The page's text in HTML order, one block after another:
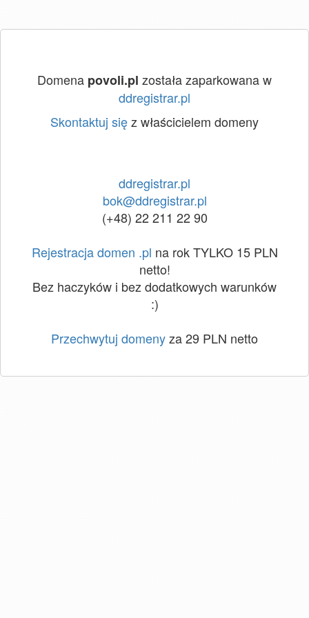
Domena povoli.pl została zaparkowana w
ddregistrar.pl
Skontaktuj sięz właścicielem domeny
ddregistrar.pl
bok@ddregistrar.pl
(+48) 22 211 22 90
Rejestracja domen .pl na rok TYLKO 15 PLN
netto!
Bez haczyków i bez dodatkowych warunków
:)
Przechwytuj domenyza 29 PLN netto